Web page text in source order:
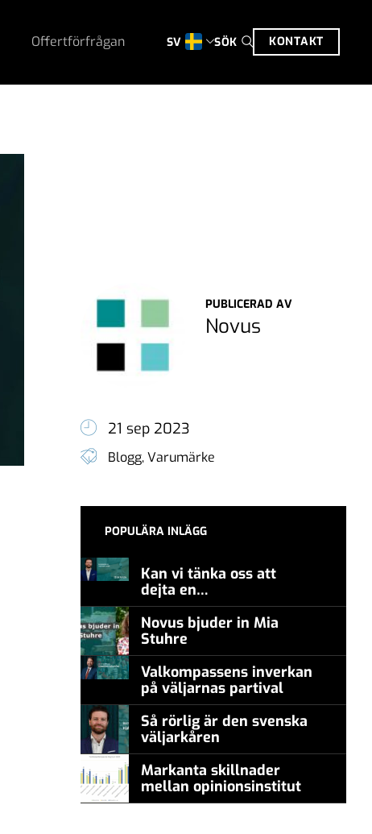
Offertförfrågan SV SÖK KONTAKT
PUBLICERAD AV
Novus
21 sep 2023
Blogg,Varumärke
POPULÄRA INLÄGG
Kan vi tänka oss att
dejta en
meningsmotståndare?
Novus bjuder in Mia
Stuhre
Valkompassens inverkan
på väljarnas partival
Så rörlig är den svenska
väljarkåren
Markanta skillnader
mellan opinionsinstitut